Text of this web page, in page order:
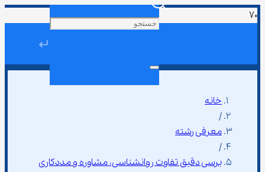
↵
خانه
/
معرفی رشته
/
برسی دقیق تفاوت روانشناسی، مشاوره و مددکاری